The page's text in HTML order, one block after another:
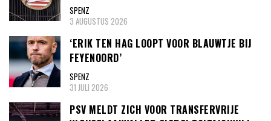
SPENZ
3 AUGUSTUS 2026
‘ERIK TEN HAG LOOPT VOOR BLAUWTJE BIJ
FEYENOORD’
SPENZ
31 JULI 2026
PSV MELDT ZICH VOOR TRANSFERVRIJE